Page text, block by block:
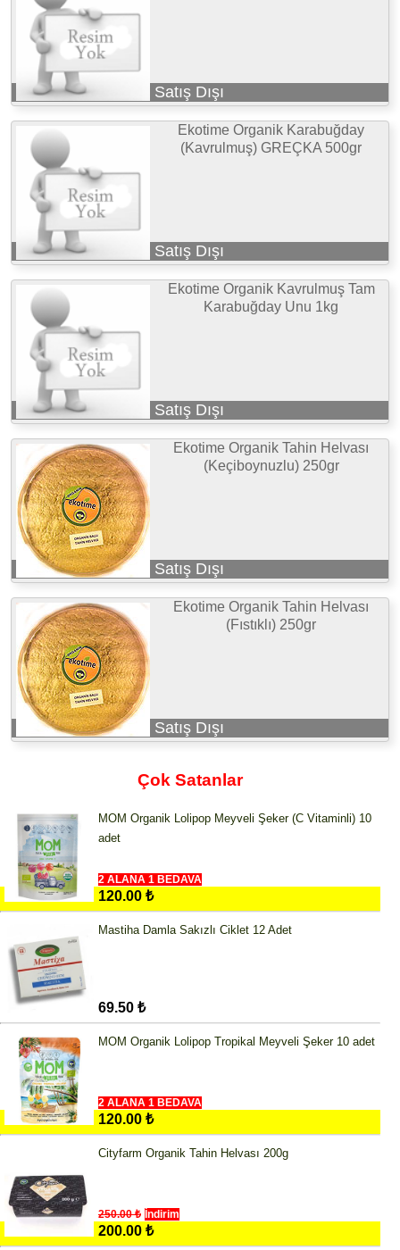
Satış Dışı
Ekotime Organik Karabuğday
(Kavrulmuş) GREÇKA 500gr
Satış Dışı
Ekotime Organik Kavrulmuş Tam
Karabuğday Unu 1kg
Satış Dışı
Ekotime Organik Tahin Helvası
(Keçiboynuzlu) 250gr
Satış Dışı
Ekotime Organik Tahin Helvası
(Fıstıklı) 250gr
Satış Dışı
Çok Satanlar
MOM Organik Lolipop Meyveli Şeker (C Vitaminli) 10
adet
2 ALANA 1 BEDAVA
120.00 ₺
Mastiha Damla Sakızlı Ciklet 12 Adet
69.50 ₺
MOM Organik Lolipop Tropikal Meyveli Şeker 10 adet
2 ALANA 1 BEDAVA
120.00 ₺
Cityfarm Organik Tahin Helvası 200g
250.00 ₺ İndirim
200.00 ₺